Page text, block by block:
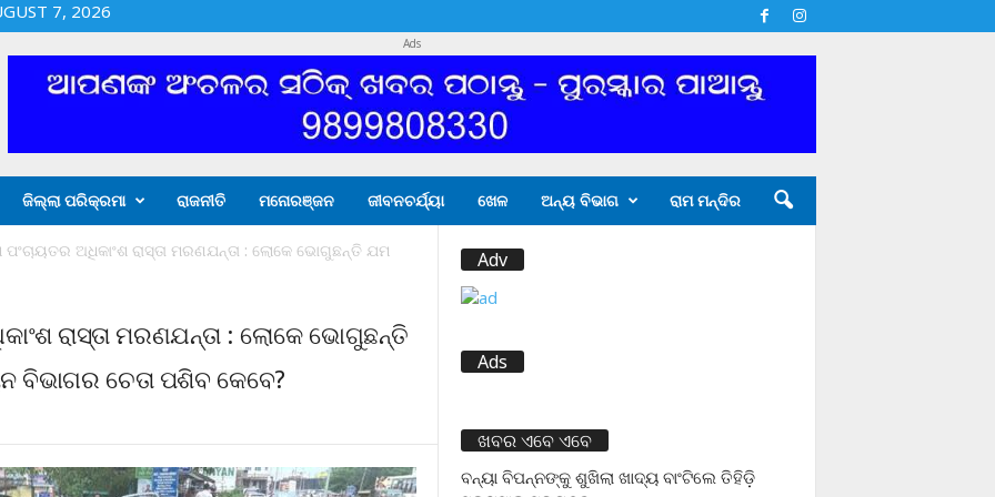
7, 2026
Ads
ଜିଲ୍ଲା ପରିକ୍ରମା ରାଜନୀତି ମନୋରଞ୍ଜନ ଜୀବନଚର୍ଯ୍ୟା ଖେଳ ଅନ୍ୟ ବିଭାଗ ରାମ ମନ୍ଦିର
ଅଧିକାଂଶ ରାସ୍ତା ମରଣଯନ୍ତା : ଲୋକେ ଭୋଗୁଛନ୍ତି ଯମ
ରାସ୍ତା ମରଣଯନ୍ତା : ଲୋକେ ଭୋଗୁଛନ୍ତି
ଚେତା ପଶିବ କେବେ?
Adv
Ads
ଖବର ଏବେ ଏବେ
ବନ୍ୟା ବିପନ୍ନଙ୍କୁ ଶୁଖିଲା ଖାଦ୍ୟ ବାଂଟିଲେ ତିହିଡି଼